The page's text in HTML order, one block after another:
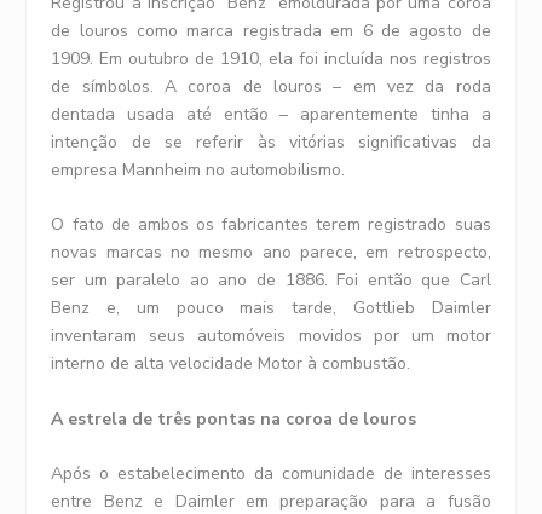
de louros como marca registrada em 6 de agosto de
1909. Em outubro de 1910, ela foi incluída nos registros
de símbolos. A coroa de louros – em vez da roda
dentada usada até então – aparentemente tinha a
intenção de se referir às vitórias significativas da
empresa Mannheim no automobilismo.
O fato de ambos os fabricantes terem registrado suas
novas marcas no mesmo ano parece, em retrospecto,
ser um paralelo ao ano de 1886. Foi então que Carl
Benz e, um pouco mais tarde, Gottlieb Daimler
inventaram seus automóveis movidos por um motor
interno de alta velocidade Motor à combustão.
A estrela de três pontas na coroa de louros
Após o estabelecimento da comunidade de interesses
entre Benz e Daimler em preparação para a fusão